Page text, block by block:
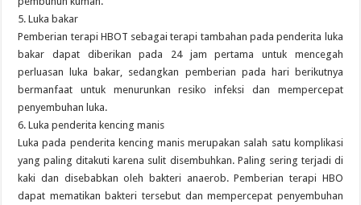
5. Luka bakar
Pemberian terapi HBOT sebagai terapi tambahan pada penderita luka
bakar dapat diberikan pada 24 jam pertama untuk mencegah
perluasan luka bakar, sedangkan pemberian pada hari berikutnya
bermanfaat untuk menurunkan resiko infeksi dan mempercepat
penyembuhan luka.
6. Luka penderita kencing manis
Luka pada penderita kencing manis merupakan salah satu komplikasi
yang paling ditakuti karena sulit disembuhkan. Paling sering terjadi di
kaki dan disebabkan oleh bakteri anaerob. Pemberian terapi HBO
dapat mematikan bakteri tersebut dan mempercepat penyembuhan